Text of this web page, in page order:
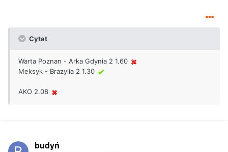
Cytat
Warta Poznan - Arka Gdynia 2 1.60
Meksyk - Brazylia 2 1.30
AKO 2.08
budyń